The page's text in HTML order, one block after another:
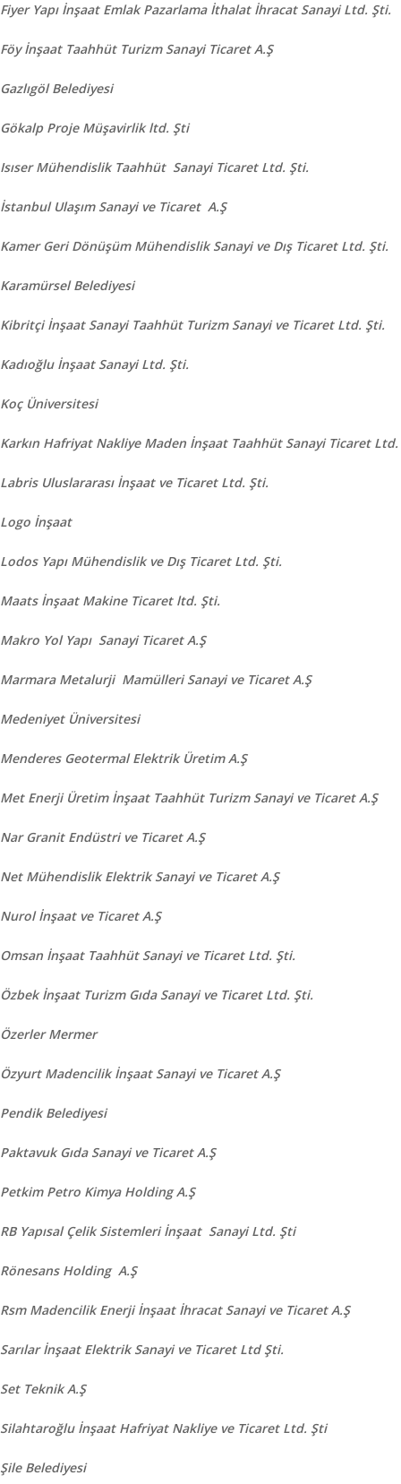
Fiyer Yapı İnşaat Emlak Pazarlama İthalat İhracat Sanayi Ltd. Şti.
Föy İnşaat Taahhüt Turizm Sanayi Ticaret A.Ş
Gazlıgöl Belediyesi
Gökalp Proje Müşavirlik ltd. Şti
Isıser Mühendislik Taahhüt Sanayi Ticaret Ltd. Şti.
İstanbul Ulaşım Sanayi ve Ticaret A.Ş
Kamer Geri Dönüşüm Mühendislik Sanayi ve Dış Ticaret Ltd. Şti.
Karamürsel Belediyesi
Kibritçi İnşaat Sanayi Taahhüt Turizm Sanayi ve Ticaret Ltd. Şti.
Kadıoğlu İnşaat Sanayi Ltd. Şti.
Koç Üniversitesi
Karkın Hafriyat Nakliye Maden İnşaat Taahhüt Sanayi Ticaret
Labris Uluslararası İnşaat ve Ticaret Ltd. Şti.
Logo İnşaat
Lodos Yapı Mühendislik ve Dış Ticaret Ltd. Şti.
Maats İnşaat Makine Ticaret ltd. Şti.
Makro Yol Yapı Sanayi Ticaret A.Ş
Marmara Metalurji Mamülleri Sanayi ve Ticaret A.Ş
Medeniyet Üniversitesi
Menderes Geotermal Elektrik Üretim A.Ş
Met Enerji Üretim İnşaat Taahhüt Turizm Sanayi ve Ticaret A.Ş
Nar Granit Endüstri ve Ticaret A.Ş
Net Mühendislik Elektrik Sanayi ve Ticaret A.Ş
Nurol İnşaat ve Ticaret A.Ş
Omsan İnşaat Taahhüt Sanayi ve Ticaret Ltd. Şti.
Özbek İnşaat Turizm Gıda Sanayi ve Ticaret Ltd. Şti.
Özerler Mermer
Özyurt Madencilik İnşaat Sanayi ve Ticaret A.Ş
Pendik Belediyesi
Paktavuk Gıda Sanayi ve Ticaret A.Ş
Petkim Petro Kimya Holding A.Ş
RB Yapısal Çelik Sistemleri İnşaat Sanayi Ltd. Şti
Rönesans Holding A.Ş
Rsm Madencilik Enerji İnşaat İhracat Sanayi ve Ticaret A.Ş
Sarılar İnşaat Elektrik Sanayi ve Ticaret Ltd Şti.
Set Teknik A.Ş
Silahtaroğlu İnşaat Hafriyat Nakliye ve Ticaret Ltd. Şti
Şile Belediyesi